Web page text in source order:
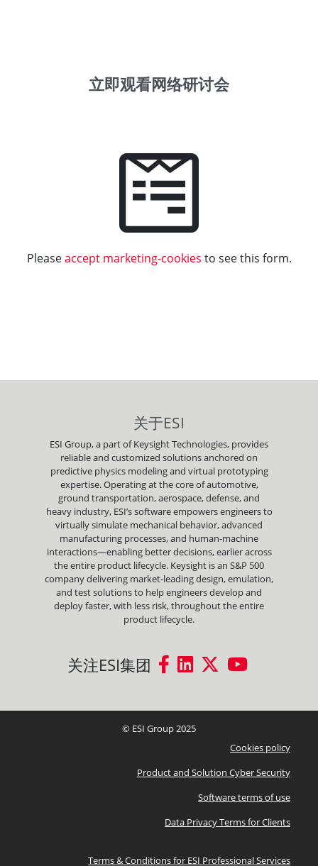
立即观看网络研讨会
Pleaseaccept marketing-cookies to see this form.
关于ESI
ESI Group, a part of Keysight Technologies, provides
reliable and customized solutions anchored on
predictive physics modeling and virtual prototyping
expertise. Operating at the core of automotive,
ground transportation, aerospace, defense, and
heavy industry, ESI’s software empowers engineers to
virtually simulate mechanical behavior, advanced
manufacturing processes, and human-machine
interactions—enabling better decisions, earlier across
the entire product lifecycle. Keysight is an S&P 500
company delivering market-leading design, emulation,
and test solutions to help engineers develop and
deploy faster, with less risk, throughout the entire
product lifecycle.
关注ESI集团
© ESI Group 2025
Cookies policy
Product and Solution Cyber Security
Software terms of use
Data Privacy Terms for Clients
Terms & Conditions for ESI Professional Services